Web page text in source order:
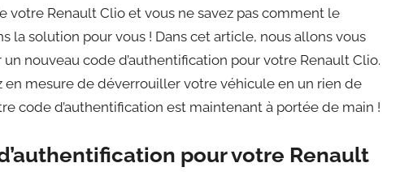
votre Renault Clio et vous ne savez pas comment le
la solution pour vous ! Dans cet article, nous allons vous
nouveau code d’authentification pour votre Renault Clio.
en mesure de déverrouiller votre véhicule en un rien de
code d’authentification est maintenant à portée de main !
pour votre Renault